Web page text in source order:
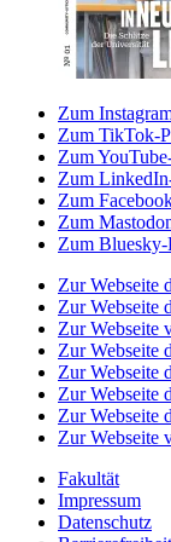
Zum
Zum TikTok-
Zum
Zum
Zum
Zum
Zum Bluesky-
Zur Webseite
Zur Webseite
Zur Webseite
Zur Webseite
Zur Webseite
Zur Webseite
Zur Webseite
Zur Webseite
Fakultät
Impressum
Datenschutz